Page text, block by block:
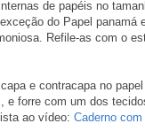
de papéis no
do Papel panamá
Refile-as com o
e contracapa no
e forre com um dos
ao vídeo: Caderno